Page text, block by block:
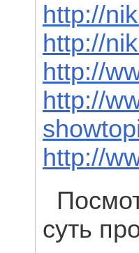
http://
http://
http://
http://
http://
суть